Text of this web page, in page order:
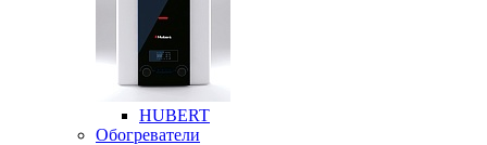
HUBERT
Обогреватели